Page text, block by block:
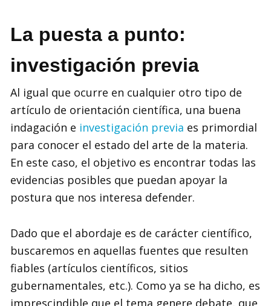
La puesta a punto:
investigación previa
Al igual que ocurre en cualquier otro tipo de
artículo de orientación científica, una buena
indagación e investigación previa es primordial
para conocer el estado del arte de la materia.
En este caso, el objetivo es encontrar todas las
evidencias posibles que puedan apoyar la
postura que nos interesa defender.
Dado que el abordaje es de carácter científico,
buscaremos en aquellas fuentes que resulten
fiables (artículos científicos, sitios
gubernamentales, etc.). Como ya se ha dicho, es
imprescindible que el tema genere debate, que